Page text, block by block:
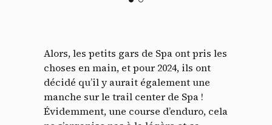
Alors, les petits gars de Spa ont pris les
choses en main, et pour 2024, ils ont
décidé qu’il y aurait également une
manche sur le trail center de Spa !
Évidemment, une course d’enduro, cela